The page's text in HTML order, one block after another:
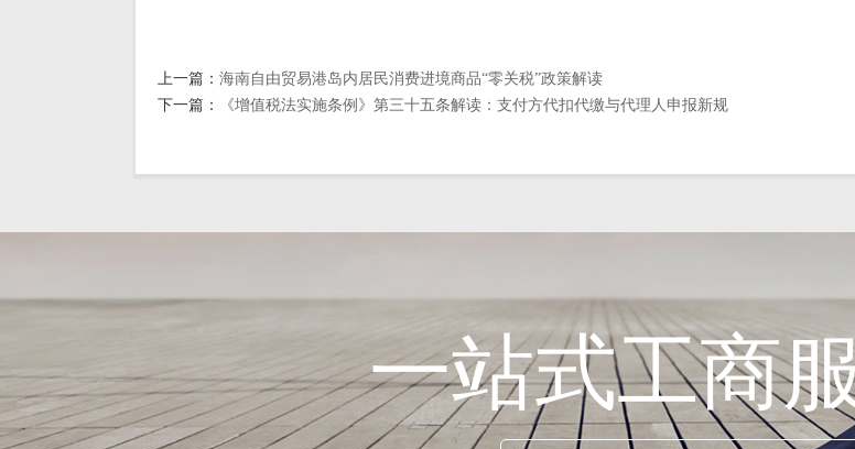
上一篇： 海南自由贸易港岛内居民消费进境商品“零关税”政策解读
下一篇：
《增值税法实施条例》第三十五条解读：支付方代扣代缴与代理人申报新规
一站式工商